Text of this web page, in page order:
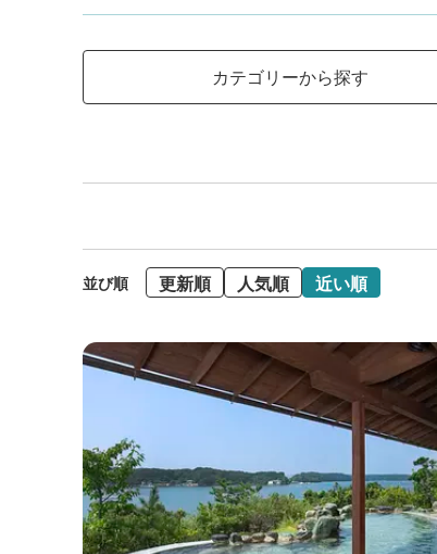
カテゴリーから探す
並び順 更新順 人気順 近い順